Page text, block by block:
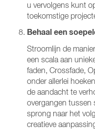
u vervolgens kunt
toekomstige
Behaal een
Stroomlijn de
een scala aan
faden, Crossfade,
onder allerlei
de aandacht te
overgangen tussen
sprong naar het
creatieve